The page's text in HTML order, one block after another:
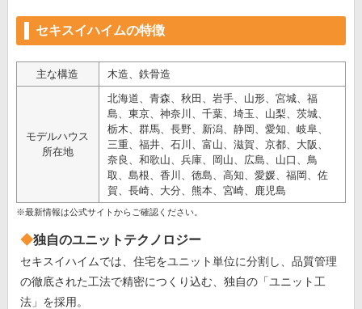
セキスイハイムの特徴
主な構造 木造、鉄骨造
モデルハウス
所在地
北海道、青森、秋田、岩手、山形、宮城、福
島、東京、神奈川、千葉、埼玉、山梨、茨城、
栃木、群馬、長野、新潟、静岡、愛知、岐阜、
三重、福井、石川、富山、滋賀、京都、大阪、
奈良、和歌山、兵庫、岡山、広島、山口、鳥
取、島根、香川、徳島、高知、愛媛、福岡、佐
賀、長崎、大分、熊本、宮崎、鹿児島
※最新情報は公式サイトからご確認ください。
独自のユニットテクノロジー
セキスイハイムでは、住宅をユニット単位に分割し、品質管理
の徹底された工法で精密につくり込む、独自の「ユニット工
法」を採用。